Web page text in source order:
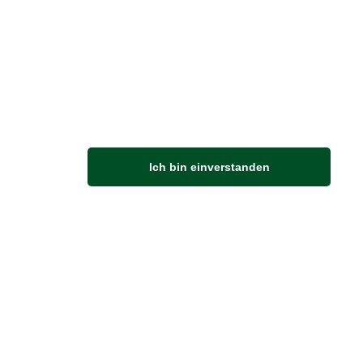
Ich bin einverstanden